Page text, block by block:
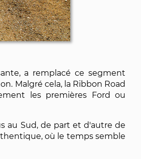
a remplacé ce segment
Malgré cela, la Ribbon Road
les premières Ford ou
au Sud, de part et d'autre de
où le temps semble